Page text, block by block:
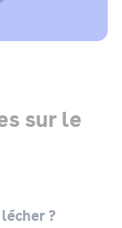
sur le
?